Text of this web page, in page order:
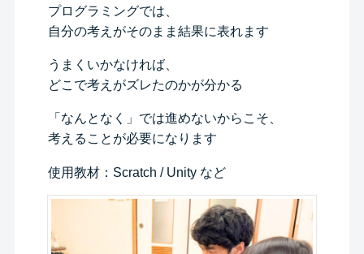
プログラミングでは、
自分の考えがそのまま結果に表れます
うまくいかなければ、
どこで考えがズレたのかが分かる
「なんとなく」では進めないからこそ、
考えることが必要になります
使用教材：Scratch / Unity など